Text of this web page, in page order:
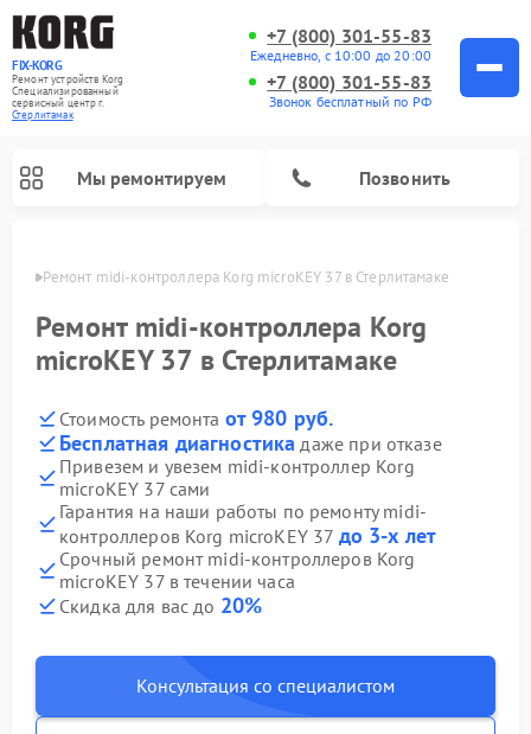
FIX-KORG
Ремонт устройств Korg
Специализированный
cервисный центр г.
Стерлитамак
+7 (800) 301-55-83
Ежедневно, с 10:00 до 20:00
+7 (800) 301-55-83
Звонок бесплатный по РФ
Мы ремонтируем Позвонить
Ремонт midi-контроллера Korg microKEY 37 в Стерлитамаке
Ремонт midi-контроллера Korg
microKEY 37 в Стерлитамаке
Стоимость ремонта от 980 руб.
Бесплатная диагностика даже при отказе
Привезем и увезем midi-контроллер Korg
microKEY 37 сами
Гарантия на наши работы по ремонту midi-
контроллеров Korg microKEY 37 до 3-х лет
Срочный ремонт midi-контроллеров Korg
microKEY 37 в течении часа
Скидка для вас до 20%
Консультация со специалистом